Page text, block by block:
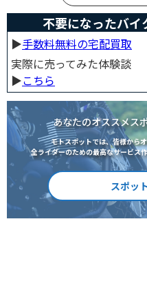
不要になったバイ
▶︎手数料無料の宅配買取
実際に売ってみた体験談
▶︎こちら
あなたのオススメス
モトスポットでは、皆様から
全ライダーのための最高なサービス
スポッ